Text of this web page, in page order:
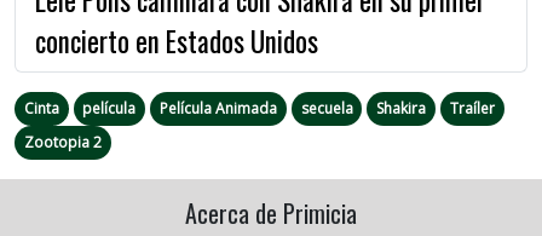
concierto en Estados Unidos
Cinta película Película Animada secuela Shakira
Traíler
Zootopia 2
Acerca de Primicia